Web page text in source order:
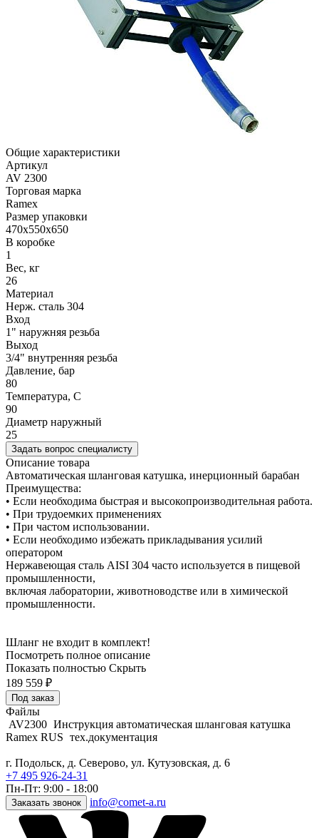
Общие характеристики
Артикул
AV 2300
Торговая марка
Ramex
Размер упаковки
470x550x650
В коробке
1
Вес, кг
26
Материал
Нерж. сталь 304
Вход
1" наружняя резьба
Выход
3/4" внутренняя резьба
Давление, бар
80
Температура, C
90
Диаметр наружный
25
Задать вопрос специалисту
Описание товара
Автоматическая шланговая катушка, инерционный барабан
Преимущества:
• Если необходима быстрая и высокопроизводительная работа.
• При трудоемких применениях
• При частом использовании.
• Если необходимо избежать прикладывания усилий
оператором
Нержавеющая сталь AISI 304 часто используется в пищевой
промышленности,
включая лаборатории, животноводстве или в химической
промышленности.
Шланг не входит в комплект!
Посмотреть полное описание
Показать полностью Скрыть
189 559 ₽
Под заказ
Файлы
AV2300 Инструкция автоматическая шланговая катушка
Ramex RUS тех.документация
г. Подольск, д. Северово, ул. Кутузовская, д. 6
+7 495 926-24-31
Пн-Пт: 9:00 - 18:00
Заказать звонок info@comet-a.ru